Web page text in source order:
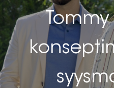
Tommy